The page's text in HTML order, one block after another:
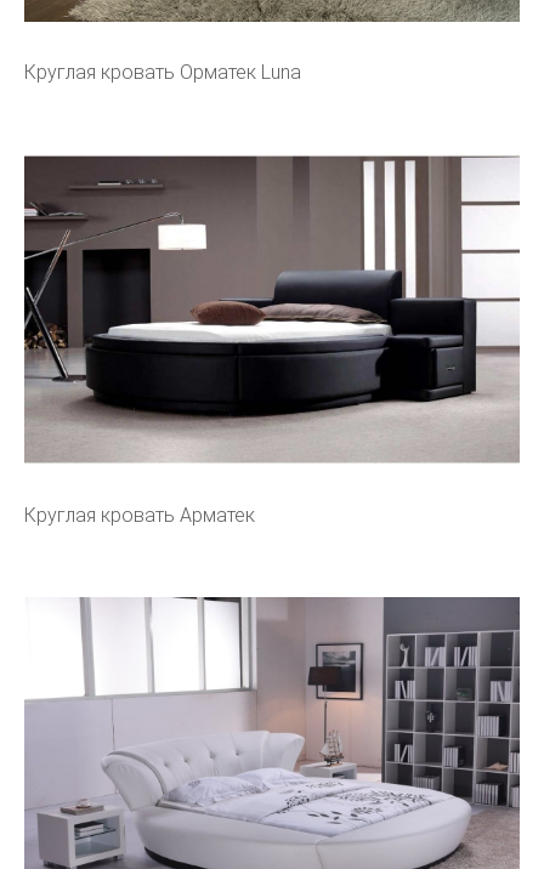
Круглая кровать Орматек Luna
Круглая кровать Арматек